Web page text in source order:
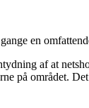
en
af at
på området.